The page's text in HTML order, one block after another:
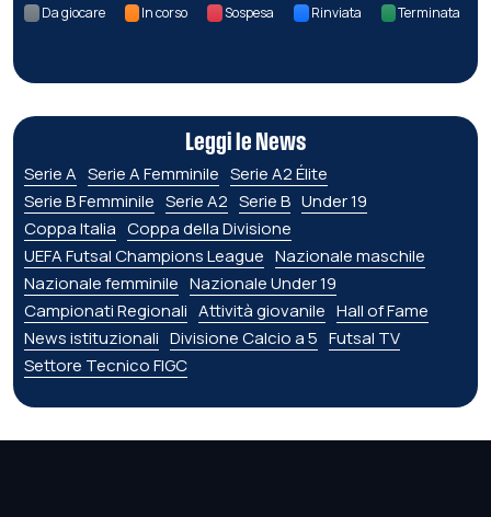
Da giocare In corso Sospesa Rinviata Terminata
Leggi le News
Serie A Serie A Femminile Serie A2 Élite
Serie B Femminile Serie A2 Serie B Under 19
Coppa Italia Coppa della Divisione
UEFA Futsal Champions League Nazionale maschile
Nazionale femminile Nazionale Under 19
Campionati Regionali Attività giovanile Hall of Fame
News istituzionali Divisione Calcio a 5 Futsal TV
Settore Tecnico FIGC